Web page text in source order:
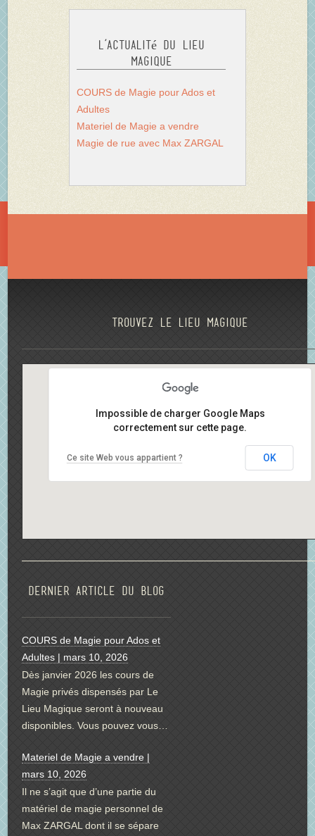
L’actualité du Lieu
Magique
COURS de Magie pour Ados et
Adultes
Materiel de Magie a vendre
Magie de rue avec Max ZARGAL
Trouvez le lieu magique
Impossible de charger Google Maps
correctement sur cette page.
Ce site Web vous appartient ? OK
Dernier article du blog
COURS de Magie pour Ados et
Adultes | mars 10, 2026
Dès janvier 2026 les cours de
Magie privés dispensés par Le
Lieu Magique seront à nouveau
disponibles. Vous pouvez vous…
Materiel de Magie a vendre |
mars 10, 2026
Il ne s’agit que d’une partie du
matériel de magie personnel de
Max ZARGAL dont il se sépare